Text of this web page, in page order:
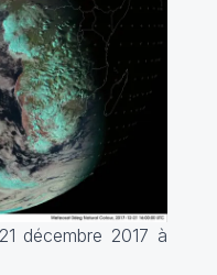
décembre 2017 à